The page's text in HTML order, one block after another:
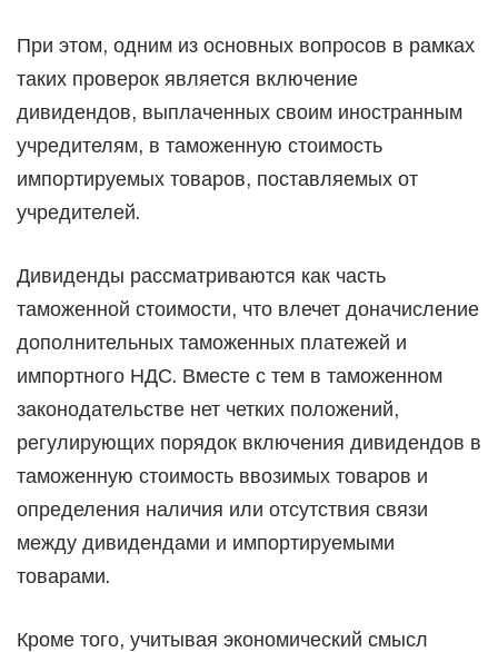
При этом, одним из основных вопросов в рамках
таких проверок является включение
дивидендов, выплаченных своим иностранным
учредителям, в таможенную стоимость
импортируемых товаров, поставляемых от
учредителей.
Дивиденды рассматриваются как часть
таможенной стоимости, что влечет доначисление
дополнительных таможенных платежей и
импортного НДС. Вместе с тем в таможенном
законодательстве нет четких положений,
регулирующих порядок включения дивидендов в
таможенную стоимость ввозимых товаров и
определения наличия или отсутствия связи
между дивидендами и импортируемыми
товарами.
Кроме того, учитывая экономический смысл